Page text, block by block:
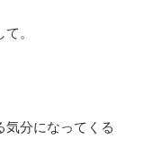
。
気分になってくる